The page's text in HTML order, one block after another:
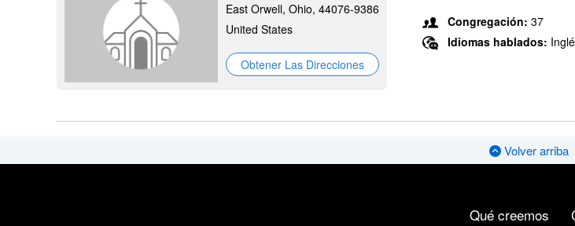
East Orwell, Ohio, 44076-9386
United States
Obtener Las Direcciones
Congregación: 37
Idiomas hablados:
Volver arriba
Qué creemos